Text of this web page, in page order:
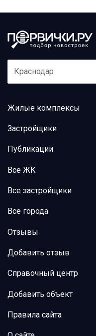
Краснодар
Жилые комплексы
Застройщики
Публикации
Все ЖК
Все застройщики
Все города
Отзывы
Добавить отзыв
Справочный центр
Добавить объект
Правила сайта